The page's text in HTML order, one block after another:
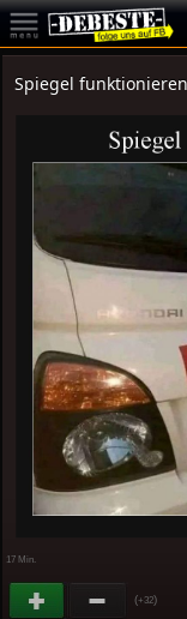
Spiegel
17 Min.
(+32)